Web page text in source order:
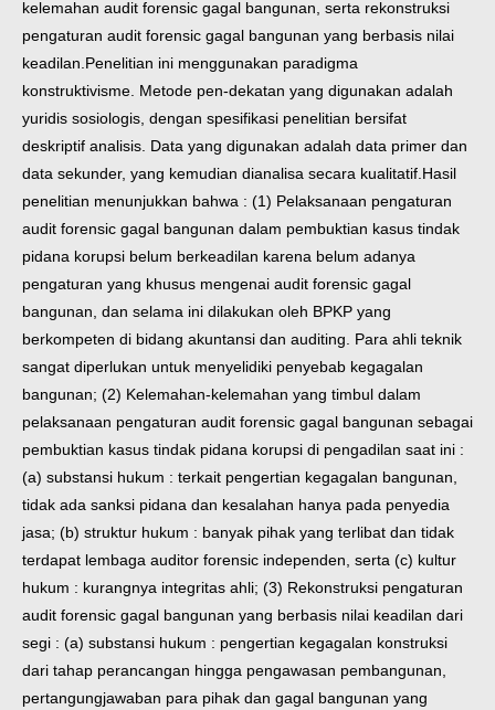
kelemahan audit forensic gagal bangunan, serta rekonstruksi
pengaturan audit forensic gagal bangunan yang berbasis nilai
keadilan.Penelitian ini menggunakan paradigma
konstruktivisme. Metode pen-dekatan yang digunakan adalah
yuridis sosiologis, dengan spesifikasi penelitian bersifat
deskriptif analisis. Data yang digunakan adalah data primer dan
data sekunder, yang kemudian dianalisa secara kualitatif.Hasil
penelitian menunjukkan bahwa : (1) Pelaksanaan pengaturan
audit forensic gagal bangunan dalam pembuktian kasus tindak
pidana korupsi belum berkeadilan karena belum adanya
pengaturan yang khusus mengenai audit forensic gagal
bangunan, dan selama ini dilakukan oleh BPKP yang
berkompeten di bidang akuntansi dan auditing. Para ahli teknik
sangat diperlukan untuk menyelidiki penyebab kegagalan
bangunan; (2) Kelemahan-kelemahan yang timbul dalam
pelaksanaan pengaturan audit forensic gagal bangunan sebagai
pembuktian kasus tindak pidana korupsi di pengadilan saat ini :
(a) substansi hukum : terkait pengertian kegagalan bangunan,
tidak ada sanksi pidana dan kesalahan hanya pada penyedia
jasa; (b) struktur hukum : banyak pihak yang terlibat dan tidak
terdapat lembaga auditor forensic independen, serta (c) kultur
hukum : kurangnya integritas ahli; (3) Rekonstruksi pengaturan
audit forensic gagal bangunan yang berbasis nilai keadilan dari
segi : (a) substansi hukum : pengertian kegagalan konstruksi
dari tahap perancangan hingga pengawasan pembangunan,
pertangungjawaban para pihak dan gagal bangunan yang